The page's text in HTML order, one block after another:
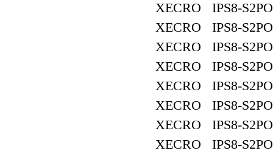
XECRO IPS8-
XECRO IPS8-
XECRO IPS8-
XECRO IPS8-
XECRO IPS8-
XECRO IPS8-
XECRO IPS8-
XECRO IPS8-